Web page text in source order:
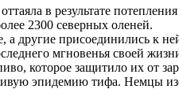
в результате
2300 северных оленей.
другие присоединились к
мгновенья своей
которое защитило их от
эпидемию тифа. Немцы